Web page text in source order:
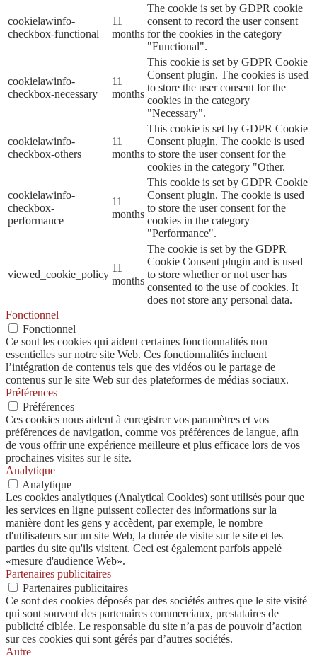
cookielawinfo-
checkbox-functional
11
months
The cookie is set by GDPR cookie
consent to record the user consent
for the cookies in the category
"Functional".
cookielawinfo-
checkbox-necessary
11
months
This cookie is set by GDPR Cookie
Consent plugin. The cookies is used
to store the user consent for the
cookies in the category
"Necessary".
cookielawinfo-
checkbox-others
11
months
This cookie is set by GDPR Cookie
Consent plugin. The cookie is used
to store the user consent for the
cookies in the category "Other.
cookielawinfo-
checkbox-
performance
11
months
This cookie is set by GDPR Cookie
Consent plugin. The cookie is used
to store the user consent for the
cookies in the category
"Performance".
viewed_cookie_policy
11
months
The cookie is set by the GDPR
Cookie Consent plugin and is used
to store whether or not user has
consented to the use of cookies. It
does not store any personal data.
Fonctionnel
Fonctionnel
Ce sont les cookies qui aident certaines fonctionnalités non
essentielles sur notre site Web. Ces fonctionnalités incluent
l’intégration de contenus tels que des vidéos ou le partage de
contenus sur le site Web sur des plateformes de médias sociaux.
Préférences
Préférences
Ces cookies nous aident à enregistrer vos paramètres et vos
préférences de navigation, comme vos préférences de langue, afin
de vous offrir une expérience meilleure et plus efficace lors de vos
prochaines visites sur le site.
Analytique
Analytique
Les cookies analytiques (Analytical Cookies) sont utilisés pour que
les services en ligne puissent collecter des informations sur la
manière dont les gens y accèdent, par exemple, le nombre
d'utilisateurs sur un site Web, la durée de visite sur le site et les
parties du site qu'ils visitent. Ceci est également parfois appelé
«mesure d'audience Web».
Partenaires publicitaires
Partenaires publicitaires
Ce sont des cookies déposés par des sociétés autres que le site visité
qui sont souvent des partenaires commerciaux, prestataires de
publicité ciblée. Le responsable du site n’a pas de pouvoir d’action
sur ces cookies qui sont gérés par d’autres sociétés.
Autre